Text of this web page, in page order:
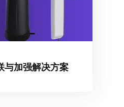
与加强解决方案